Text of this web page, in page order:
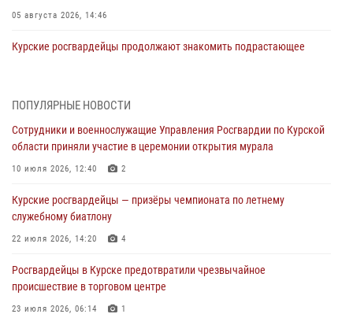
05 августа 2026, 14:46
Курские росгвардейцы продолжают знакомить подрастающее
оздоровительных лагерях
05 августа 2026, 09:51
сбыта крупной партии наркотиков
04 августа 2026, 12:52
85 владельцев оружия
04 августа 2026, 07:00
ПОПУЛЯРНЫЕ НОВОСТИ
Сотрудники и военнослужащие Управления Росгвардии по Курской
области приняли участие в церемонии открытия мурала
10 июля 2026, 12:40 2
Курские росгвардейцы — призёры чемпионата по летнему
служебному биатлону
22 июля 2026, 14:20 4
Росгвардейцы в Курске предотвратили чрезвычайное
происшествие в торговом центре
23 июля 2026, 06:14 1